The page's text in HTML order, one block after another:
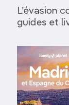
L’évasion
guides et